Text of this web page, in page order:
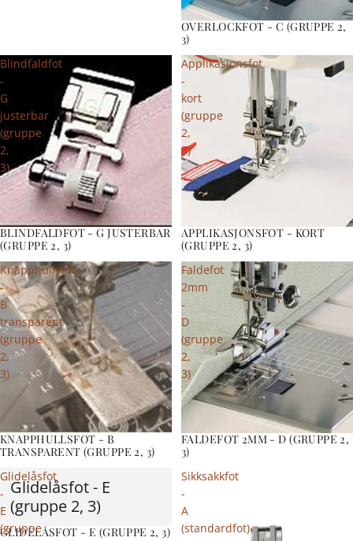
OVERLOCKFOT - C (GRUPPE 2,
3)
Blindfaldfot
-
G
justerbar
(gruppe
2,
3)
BLINDFALDFOT - G JUSTERBAR
(GRUPPE 2, 3)
Applikasjonsfot
-
kort
(gruppe
2,
3)
APPLIKASJONSFOT - KORT
(GRUPPE 2, 3)
Knapphullsfot
-
B
transparent
(gruppe
2,
3)
KNAPPHULLSFOT - B
TRANSPARENT (GRUPPE 2, 3)
Faldefot
2mm
-
D
(gruppe
2,
3)
FALDEFOT 2MM - D (GRUPPE 2,
3)
Glidelåsfot
-
E
(gruppe
Glidelåsfot - E
(gruppe 2, 3)
GLIDELÅSFOT - E (GRUPPE 2, 3)
Sikksakkfot
-
A
(standardfot)